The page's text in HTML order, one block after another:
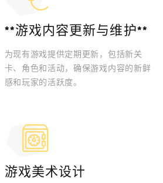
**游戏内容更新与维护**
为现有游戏提供定期更新，包括新关
卡、角色和活动，确保游戏内容的新鲜
感和玩家的活跃度。
游戏美术设计